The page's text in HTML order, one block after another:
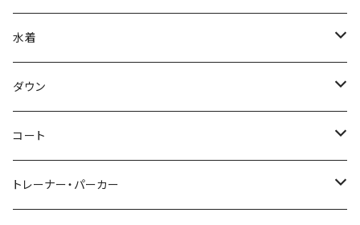
水着
～44/S
46/M
48/L
ダウン
～44/S
46/M
コート
～44/S
トレーナー・パーカー